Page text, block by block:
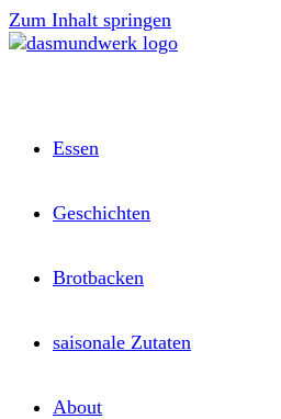
Zum Inhalt springen
Essen
Geschichten
Brotbacken
saisonale Zutaten
About